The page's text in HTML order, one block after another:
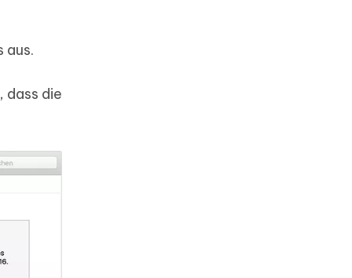
aus.
dass die